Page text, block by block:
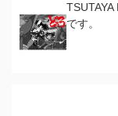
TSUTAYA
です。